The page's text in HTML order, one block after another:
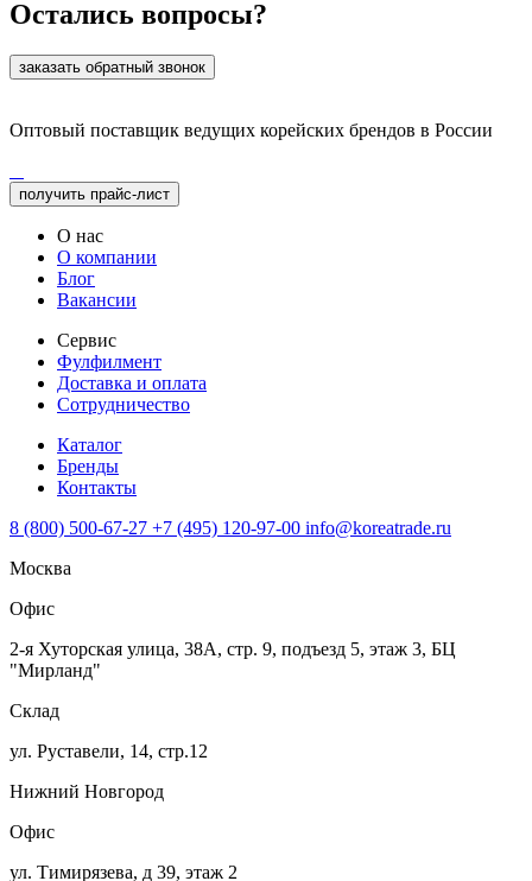
Остались вопросы?
заказать обратный звонок
Оптовый поставщик ведущих корейских брендов в России
получить прайс-лист
О нас
О компании
Блог
Вакансии
Сервис
Фулфилмент
Доставка и оплата
Сотрудничество
Каталог
Бренды
Контакты
8 (800) 500-67-27 +7 (495) 120-97-00 info@koreatrade.ru
Москва
Офис
2-я Хуторская улица, 38А, стр. 9, подъезд 5, этаж 3, БЦ
"Мирланд"
Склад
ул. Руставели, 14, стр.12
Нижний Новгород
Офис
ул. Тимирязева, д 39, этаж 2